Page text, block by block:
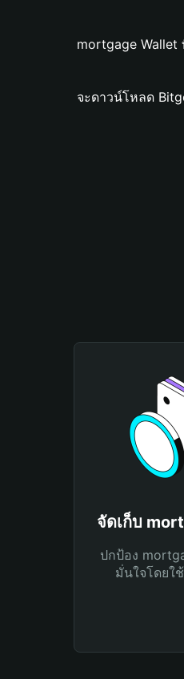
mortgage Wallet
จะดาวน์โหลด
จัดเก็บ
ปกป้อง
มั่นใจโดยใ